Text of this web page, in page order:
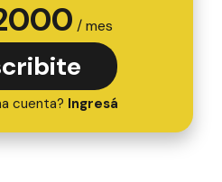
/ mes
cuenta? Ingresá